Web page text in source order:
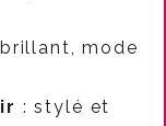
mode
: stylé et